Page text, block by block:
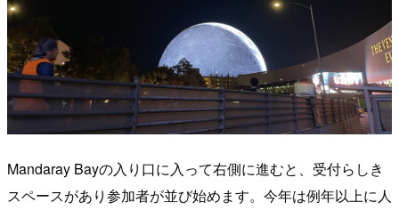
Mandaray Bayの入り口に入って右側に進むと、受付らしき
スペースがあり参加者が並び始めます。今年は例年以上に人